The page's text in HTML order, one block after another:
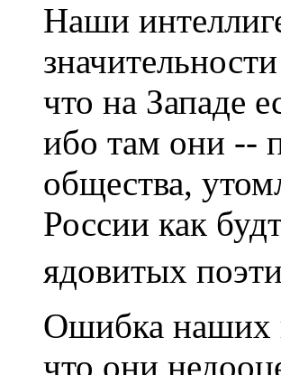
Наши
что на Западе
ибо там они --
общества,
России как
ядовитых
Ошибка наших
что они